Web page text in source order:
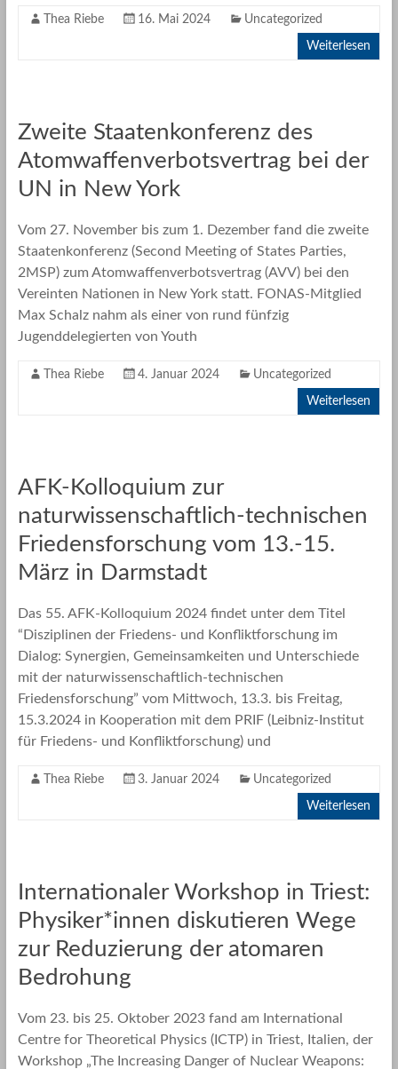
Thea Riebe 16. Mai 2024 Uncategorized
Weiterlesen
Zweite Staatenkonferenz des
Atomwaffenverbotsvertrag bei der
UN in New York
Vom 27. November bis zum 1. Dezember fand die zweite
Staatenkonferenz (Second Meeting of States Parties,
2MSP) zum Atomwaffenverbotsvertrag (AVV) bei den
Vereinten Nationen in New York statt. FONAS-Mitglied
Max Schalz nahm als einer von rund fünfzig
Jugenddelegierten von Youth
Thea Riebe 4. Januar 2024 Uncategorized
Weiterlesen
AFK-Kolloquium zur
naturwissenschaftlich-technischen
Friedensforschung vom 13.-15.
März in Darmstadt
Das 55. AFK-Kolloquium 2024 findet unter dem Titel
“Disziplinen der Friedens- und Konfliktforschung im
Dialog: Synergien, Gemeinsamkeiten und Unterschiede
mit der naturwissenschaftlich-technischen
Friedensforschung” vom Mittwoch, 13.3. bis Freitag,
15.3.2024 in Kooperation mit dem PRIF (Leibniz-Institut
für Friedens- und Konfliktforschung) und
Thea Riebe 3. Januar 2024 Uncategorized
Weiterlesen
Internationaler Workshop in Triest:
Physiker*innen diskutieren Wege
zur Reduzierung der atomaren
Bedrohung
Vom 23. bis 25. Oktober 2023 fand am International
Centre for Theoretical Physics (ICTP) in Triest, Italien, der
Workshop „The Increasing Danger of Nuclear Weapons: